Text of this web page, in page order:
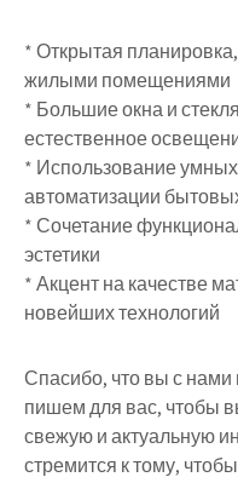
* Открытая
жилыми помещениями
* Большие окна и
естественное
* Использование
автоматизации
* Сочетание
эстетики
* Акцент на качестве
новейших технологий
Спасибо, что вы с
пишем для вас, чтобы
свежую и актуальную
стремится к тому,